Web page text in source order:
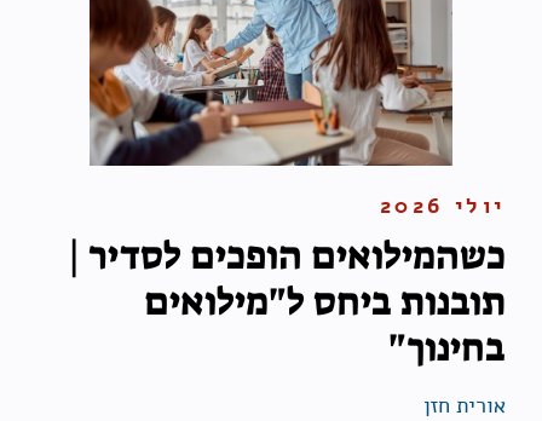
יולי 2026
כשהמילואים הופכים לסדיר |
תובנות ביחס ל"מילואים
בחינוך"
אורית חזן